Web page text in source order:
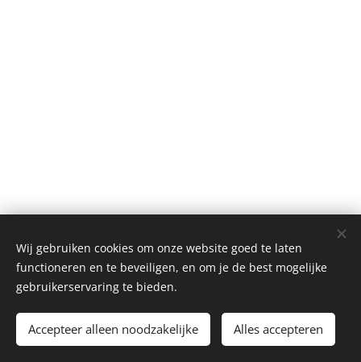
© 2023 Alle rechten voorbehouden
Mogelijk gemaakt door
Nederlands
Français
Wij gebruiken cookies om onze website goed te laten
functioneren en te beveiligen, en om je de best mogelijke
gebruikerservaring te bieden.
Accepteer alleen noodzakelijke Alles accepteren